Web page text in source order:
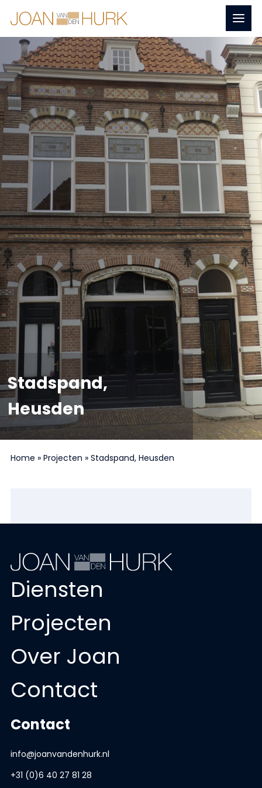
hoofdinhoud
Home
Menu
Stadspand,
Heusden
Home » Projecten » Stadspand, Heusden
Diensten
Projecten
Over Joan
Contact
Contact
info@joanvandenhurk.nl
+31 (0)6 40 27 81 28